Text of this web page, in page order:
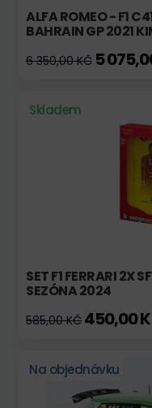
ALFA ROMEO - F1
BAHRAIN GP 2021
6 350,00 KČ 5
Skladem
SET F1 FERRARI 2X
SEZÓNA 2024
585,00 KČ 450,00
Na objednávku